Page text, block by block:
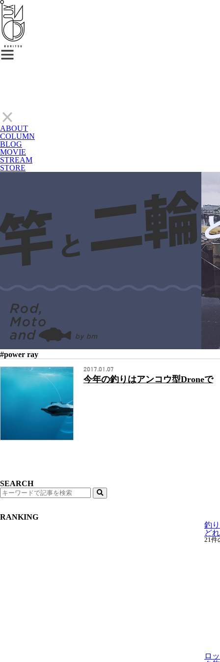
ABOUT
COLUMN
BLOG
MOVIE
STREAM
STORE
#power ray
2017.01.07
今年の釣りはアンコウ型Droneで
SEARCH
検
索
RANKING
釣
ど
21件
ロ